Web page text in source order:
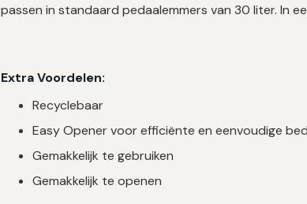
passen in standaard pedaalemmers van 30 liter. In
Extra Voordelen:
Recyclebaar
Easy Opener voor efficiënte en eenvoudige
Gemakkelijk te gebruiken
Gemakkelijk te openen